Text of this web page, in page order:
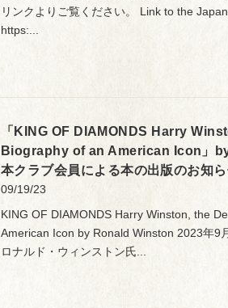
リンクよりご覧ください。 Link to the
https:...
「KING OF DIAMONDS Harry
Biography of an American Icon」
本クラブ会員による本の出版のお知ら
09/19/23
KING OF DIAMONDS Harry Winston, the
American Icon by Ronald Winston 2023年9
ロナルド・ウィンストン氏...